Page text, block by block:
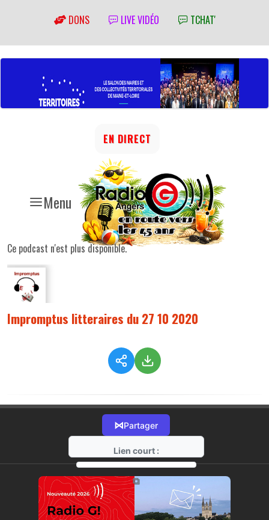
DONS LIVE VIDÉO TCHAT'
Menu
EN DIRECT
Ce podcast n'est plus disponible.
Impromptus litteraires du 27 10 2020
⋈Partager
Lien court :
https://radio-g.fr?3115
⧉